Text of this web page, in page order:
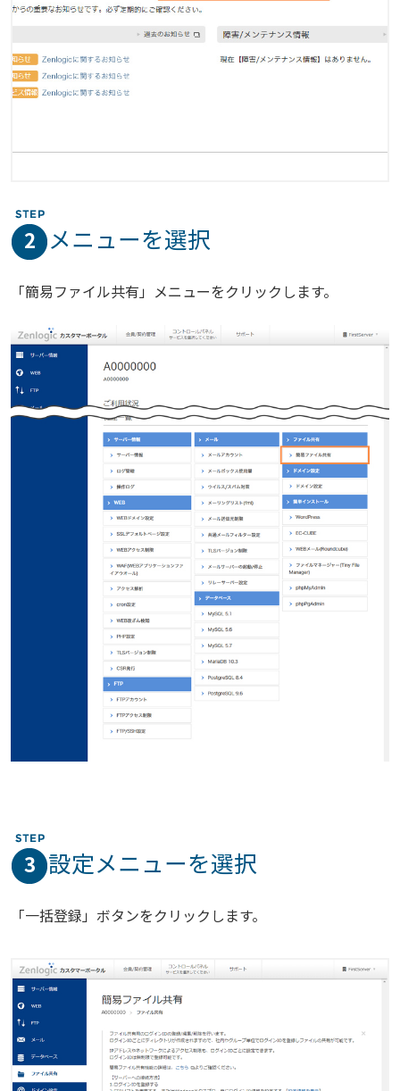
2 メニューを選択
「簡易ファイル共有」メニューをクリックします。
3 設定メニューを選択
「一括登録」ボタンをクリックします。